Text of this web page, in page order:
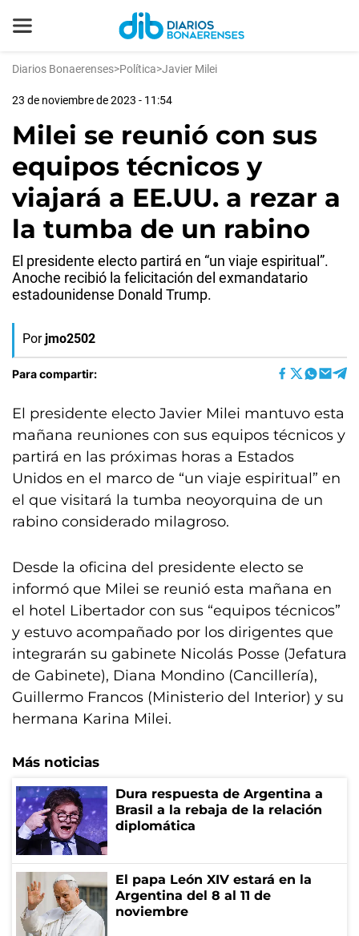
Diarios Bonaerenses>Política>Javier Milei
23 de noviembre de 2023 - 11:54
Milei se reunió con sus
equipos técnicos y
viajará a EE.UU. a rezar a
la tumba de un rabino
El presidente electo partirá en “un viaje espiritual”.
Anoche recibió la felicitación del exmandatario
estadounidense Donald Trump.
Por jmo2502
Para compartir:
El presidente electo Javier Milei mantuvo esta
mañana reuniones con sus equipos técnicos y
partirá en las próximas horas a Estados
Unidos en el marco de “un viaje espiritual” en
el que visitará la tumba neoyorquina de un
rabino considerado milagroso.
Desde la oficina del presidente electo se
informó que Milei se reunió esta mañana en
el hotel Libertador con sus “equipos técnicos”
y estuvo acompañado por los dirigentes que
integrarán su gabinete Nicolás Posse (Jefatura
de Gabinete), Diana Mondino (Cancillería),
Guillermo Francos (Ministerio del Interior) y su
hermana Karina Milei.
Más noticias
Dura respuesta de Argentina a
Brasil a la rebaja de la relación
diplomática
El papa León XIV estará en la
Argentina del 8 al 11 de
noviembre